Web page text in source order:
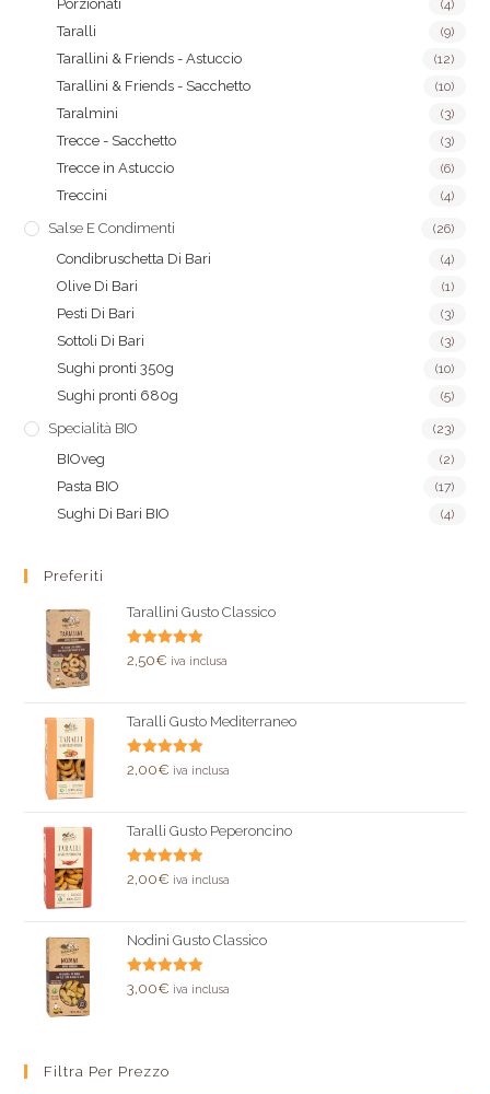
Porzionati (4)
Taralli (9)
Tarallini & Friends - Astuccio (12)
Tarallini & Friends - Sacchetto (10)
Taralmini (3)
Trecce - Sacchetto (3)
Trecce in Astuccio (6)
Treccini (4)
Salse E Condimenti (26)
Condibruschetta Di Bari (4)
Olive Di Bari (1)
Pesti Di Bari (3)
Sottoli Di Bari (3)
Sughi pronti 350g (10)
Sughi pronti 680g (5)
Specialità BIO (23)
BIOveg (2)
Pasta BIO (17)
Sughi Di Bari BIO (4)
Preferiti
Tarallini Gusto Classico
Valutato
2,50€ iva inclusa
Taralli Gusto Mediterraneo
Valutato
2,00€ iva inclusa
Taralli Gusto Peperoncino
Valutato
2,00€ iva inclusa
Nodini Gusto Classico
Valutato
3,00€ iva inclusa
Filtra Per Prezzo